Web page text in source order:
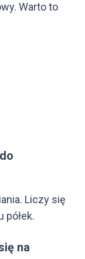
Warto to
Liczy się
półek.
na